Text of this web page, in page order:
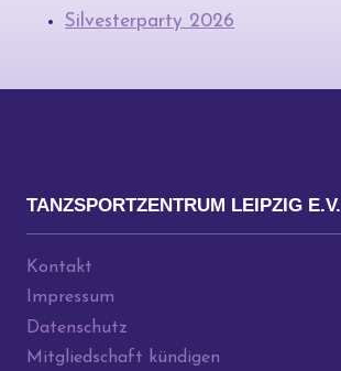
Silvesterparty 2026
TANZSPORTZENTRUM LEIPZIG E.V.
Kontakt
Impressum
Datenschutz
Mitgliedschaft kündigen